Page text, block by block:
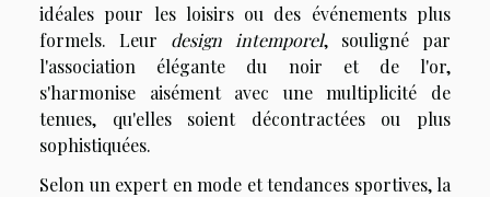
idéales pour les loisirs ou des événements plus
formels. Leur design intemporel, souligné par
l'association élégante du noir et de l'or,
s'harmonise aisément avec une multiplicité de
tenues, qu'elles soient décontractées ou plus
sophistiquées.
Selon un expert en mode et tendances sportives, la